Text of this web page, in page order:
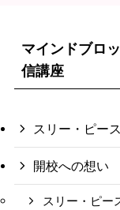
マインドブロ
信講座
スリー・ピー
開校への想い
スリー・ピー